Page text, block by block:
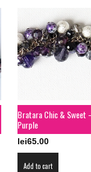
Bratara Chic & Sweet
Purple
lei65.00
Add to cart